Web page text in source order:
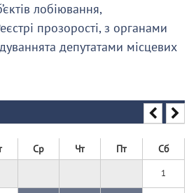
лобіювання,
прозорості, з органами
депутатами місцевих
Ср Чт Пт Сб
1